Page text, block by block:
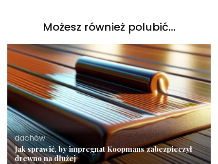
Możesz również polubić…
dachów
Jak sprawić, by impregnat Koopmans zabezpieczył
drewno na dłużej